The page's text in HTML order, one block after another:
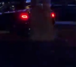
gelen silahlı
bir kişi ağır
bölgeye polis